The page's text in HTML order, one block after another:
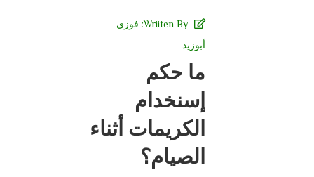
Wriiten By: فوزي
أبوزيد
ما حكم
إسنخدام
الكريمات أثناء
الصيام؟